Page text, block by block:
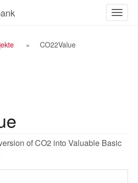
ein-/
CO22Value
of CO2 into Valuable Basic